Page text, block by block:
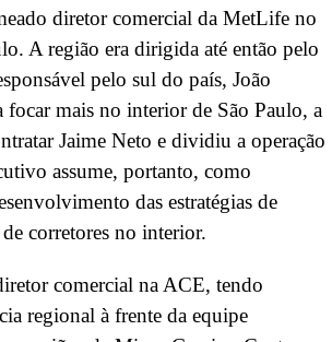
diretor comercial da MetLife no
A região era dirigida até então pelo
pelo sul do país, João
mais no interior de São Paulo, a
Jaime Neto e dividiu a operação
assume, portanto, como
das estratégias de
corretores no interior.
comercial na ACE, tendo
regional à frente da equipe